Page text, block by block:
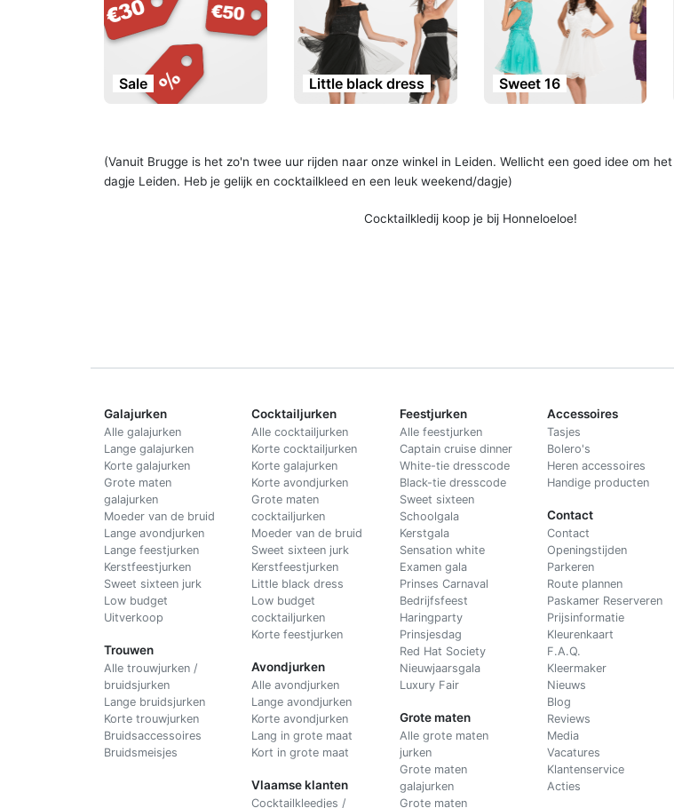
Sale Little black dress Sweet 16
(Vanuit Brugge is het zo'n twee uur rijden naar onze winkel in Leiden. Wellicht een goed idee om
dagje Leiden. Heb je gelijk en cocktailkleed en een leuk weekend/dagje)
Cocktailkledij koop je bij Honneloeloe!
Galajurken
Alle galajurken
Lange galajurken
Korte galajurken
Grote maten
galajurken
Moeder van de bruid
Lange avondjurken
Lange feestjurken
Kerstfeestjurken
Sweet sixteen jurk
Low budget
Uitverkoop
Trouwen
Alle trouwjurken /
bruidsjurken
Lange bruidsjurken
Korte trouwjurken
Bruidsaccessoires
Bruidsmeisjes
Cocktailjurken
Alle cocktailjurken
Korte cocktailjurken
Korte galajurken
Korte avondjurken
Grote maten
cocktailjurken
Moeder van de bruid
Sweet sixteen jurk
Kerstfeestjurken
Little black dress
Low budget
cocktailjurken
Korte feestjurken
Avondjurken
Alle avondjurken
Lange avondjurken
Korte avondjurken
Lang in grote maat
Kort in grote maat
Vlaamse klanten
Cocktailkleedjes /
Feestjurken
Alle feestjurken
Captain cruise dinner
White-tie dresscode
Black-tie dresscode
Sweet sixteen
Schoolgala
Kerstgala
Sensation white
Examen gala
Prinses Carnaval
Bedrijfsfeest
Haringparty
Prinsjesdag
Red Hat Society
Nieuwjaarsgala
Luxury Fair
Grote maten
Alle grote maten
jurken
Grote maten
galajurken
Grote maten
Accessoires
Tasjes
Bolero's
Heren accessoires
Handige producten
Contact
Contact
Openingstijden
Parkeren
Route plannen
Paskamer Reserveren
Prijsinformatie
Kleurenkaart
F.A.Q.
Kleermaker
Nieuws
Blog
Reviews
Media
Vacatures
Klantenservice
Acties